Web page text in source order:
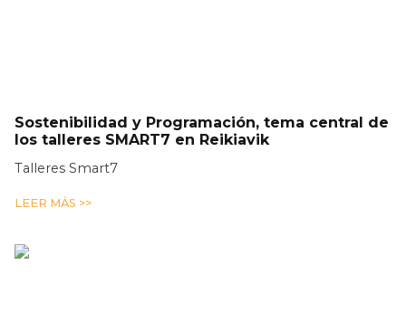
Sostenibilidad y Programación, tema central de
los talleres SMART7 en Reikiavik
Talleres Smart7
LEER MÁS >>